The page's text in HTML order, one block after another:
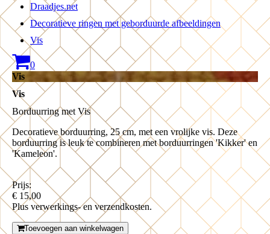
Draadjes.net
Decoratieve ringen met geborduurde afbeeldingen
Vis
0
Vis
Vis
Borduurring met Vis
Decoratieve borduurring, 25 cm, met een vrolijke vis. Deze
borduurring is leuk te combineren met borduurringen 'Kikker' en
'Kameleon'.
Prijs:
€ 15,00
Plus verwerkings- en verzendkosten.
Toevoegen aan winkelwagen